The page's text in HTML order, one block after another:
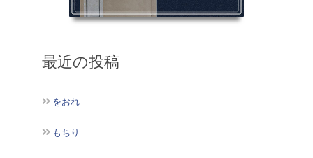
最近の投稿
をおれ
もちり